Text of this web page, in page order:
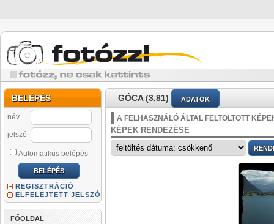
BELÉPÉS
név
jelszó
Automatikus belépés
REGISZTRÁCIÓ
ELFELEJTETT JELSZÓ
FŐOLDAL
GÓCA (3,81) ADATOK
A FELHASZNÁLÓ ÁLTAL FELTÖLTÖTT
KÉPEK RENDEZÉSE